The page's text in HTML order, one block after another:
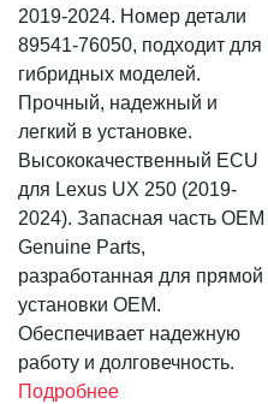
2019-2024. Номер детали
89541-76050, подходит для
гибридных моделей.
Прочный, надежный и
легкий в установке.
Высококачественный ECU
для Lexus UX 250 (2019-
2024). Запасная часть OEM
Genuine Parts,
разработанная для прямой
установки OEM.
Обеспечивает надежную
работу и долговечность.
Подробнее